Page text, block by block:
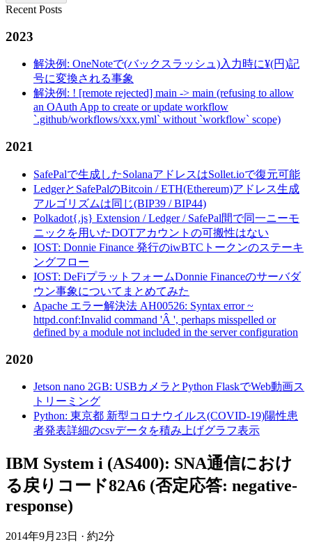
Recent Posts
2023
解決例: OneNoteで(バックスラッシュ)入力時に¥(円)記
号に変換される事象
解決例: ! [remote rejected] main -> main (refusing to allow
an OAuth App to create or update workflow
`.github/workflows/xxx.yml` without `workflow` scope)
2021
SafePalで生成したSolanaアドレスはSollet.ioで復元可能
LedgerとSafePalのBitcoin / ETH(Ethereum)アドレス生成
アルゴリズムは同じ(BIP39 / BIP44)
Polkadot{.js} Extension / Ledger / SafePal間で同一ニーモ
ニックを用いたDOTアカウントの可搬性はない
IOST: Donnie Finance 発行のiwBTCトークンのステーキ
ングフロー
IOST: DeFiプラットフォームDonnie Financeのサーバダ
ウン事象についてまとめてみた
Apache エラー解決法 AH00526: Syntax error ~
httpd.conf:Invalid command 'Â ', perhaps misspelled or
defined by a module not included in the server configuration
2020
Jetson nano 2GB: USBカメラとPython FlaskでWeb動画ス
トリーミング
Python: 東京都 新型コロナウイルス(COVID-19)陽性患
者発表詳細のcsvデータを積み上げグラフ表示
IBM System i (AS400): SNA通信におけ
る戻りコード82A6 (否定応答: negative-
response)
2014年9月23日 · 約2分